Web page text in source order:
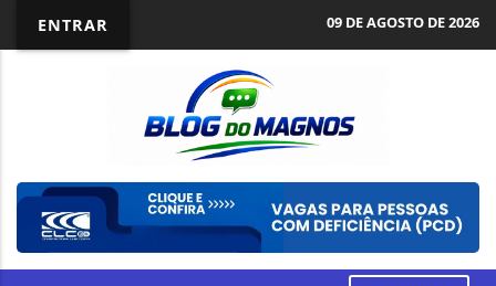
ENTRAR 09 DE AGOSTO DE 2026